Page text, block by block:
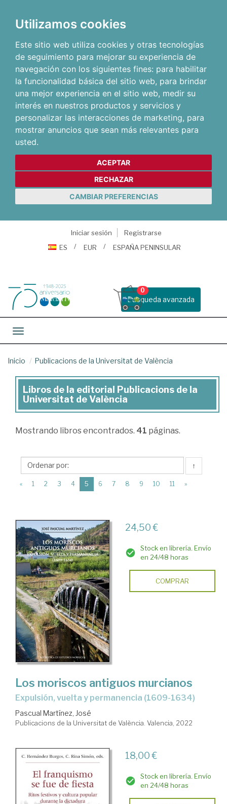
Utilizamos cookies
Este sitio web utiliza cookies y otras tecnologías
de seguimiento para mejorar su experiencia de
navegación con los siguientes fines: para habilitar
la funcionalidad básica del sitio web, para brindar
una mejor experiencia en el sitio web, medir su
interés en nuestros productos y servicios y
personalizar las interacciones de marketing, para
mostrar anuncios que sean más relevantes para
usted.
ACEPTAR
RECHAZAR
CAMBIAR PREFERENCIAS
Iniciar sesión
Registrarse
ES
EUR ESPAÑA PENINSULAR
Busqueda avanzada
0
Toggle navigation
Inicio Publicacions de la Universitat de València
Libros
de
la
Publicacions
de
la
de
València
Libros de la editorial Publicacions de la
Universitat de València
Mostrando libros encontrados. 41 páginas.
↑
« 1 2 3 4 5 (current)
6 7 8 9 10 11 »
24,50 €
Stock en librería. Envío
en 24/48 horas
COMPRAR
Los moriscos antiguos murcianos
expulsión, vuelta y permanencia (1609-1634)
Pascual Martínez, José
Publicacions de la Universitat de València. Valencia, 2022
18,00 €
Stock en librería. Envío
en 24/48 horas